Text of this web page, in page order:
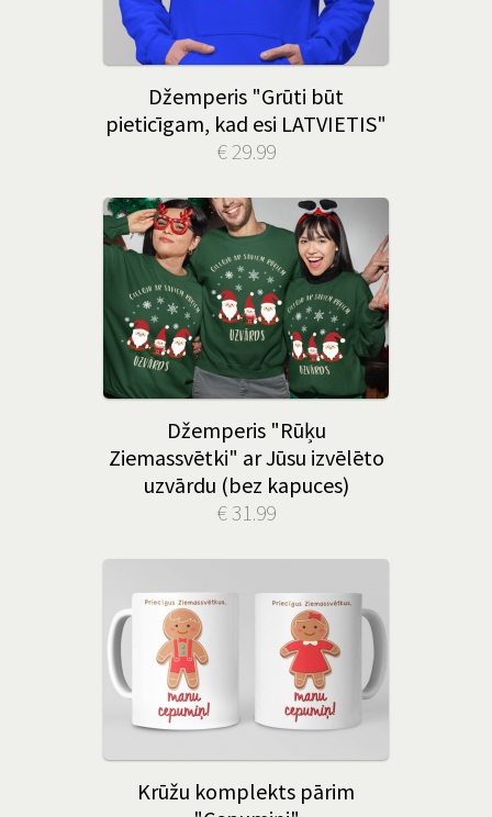
Džemperis "Grūti būt
pieticīgam, kad esi LATVIETIS"
€ 29.99
Džemperis "Rūķu
Ziemassvētki" ar Jūsu izvēlēto
uzvārdu (bez kapuces)
€ 31.99
Krūžu komplekts pārim